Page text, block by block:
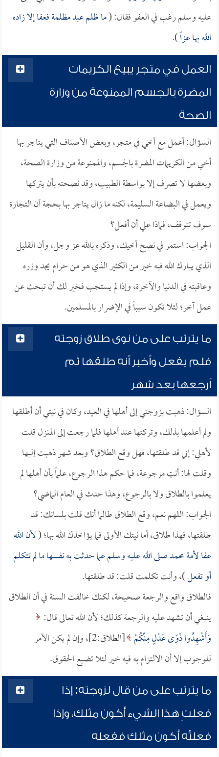
عليه وسلم رغب في العفو فقال: (ما ظلم عبد مظلمة فعفا إلا زاده
الله بها عزاً).
العمل في متجر يبيع الكريمات
المضرة بالجسم الممنوعة من وزارة
الصحة
السؤال: أعمل مع أخي في متجر، وبعض الأصناف التي يتاجر بها
أخي من الكريمات المضرة بالجسم، والممنوعة من وزارة الصحة،
وبعضها لا تصرف إلا بواسطة الطبيب، وقد نصحته بأن يتركها
ويعمل في البضاعة السليمة، لكنه ما زال يتاجر بها بحجة أن التجارة
سوف تتوقف، فماذا علي أن أفعل؟
الجواب: استمر في نصح أخيك، وذكره بالله عز وجل، وأن القليل
الذي يبارك الله فيه خير من الكثير الذي هو من حرام يجد وزره
وعاقبته في الدنيا والآخرة، وإذا لم يستجب فخير لك أن تبحث عن
عمل آخر؛ لئلا تكون سبباً في الإضرار بالمسلمين.
ما يترتب على من نوى طلاق زوجته
فلم يفعل وأخبر أنه طلقها ثم
أرجعها بعد شهر
السؤال: ذهبت بزوجتي إلى أهلها في العيد، وكان في نيتي أن أطلقها
ولم أعلمها بذلك، وتركتها عند أهلها فلما رجعت إلى المنزل قلت
لأهلي: إني قد طلقتها، فهل وقع الطلاق؟ وبعد شهر ذهبت إليها
وقلت لها: أنتِ مرجوعة، فما حكم هذا الرجوع، علماً بأن أهلها لم
يعلموا بالطلاق ولا بالرجوع، وهذا حدث في العام الماضي؟
الجواب: اللهم نعم، وقع الطلاق طالما أنك قلت بلسانك: قد
طلقتها، فهذا طلاق، أما نيتك الأولى فما يؤاخذك الله بها؛ (لأن الله
عفا لأمة محمد صلى الله عليه وسلم عما حدثت به نفسها ما لم تتكلم
أو تفعل)، وأنت تكلمت قلت: قد طلقتها.
فالطلاق واقع والرجعة صحيحة، لكنك خالفت السنة في أن الطلاق
ينبغي أن تشهد عليه والرجعة كذلك؛ لأن الله تعالى قال:
وَأَشْهِدُوا ذَوَى عَدْلٍ مِنْكُمْ
[الطلاق:2]، وإن لم يكن الأمر
للوجوب إلا أن الالتزام به فيه خير لئلا تضيع الحقوق.
ما يترتب على من قال لزوجته: إذا
فعلتِ هذا الشيء أكون مثلك، وإذا
فعلتُه أكون مثلك ففعله